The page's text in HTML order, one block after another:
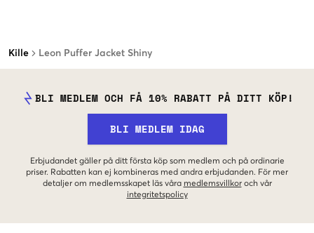
Kille Leon Puffer Jacket Shiny
BLI MEDLEM OCH FÅ 10% RABATT PÅ DITT KÖP!
BLI MEDLEM IDAG
Erbjudandet gäller på ditt första köp som medlem och på ordinarie
priser. Rabatten kan ej kombineras med andra erbjudanden. För mer
detaljer om medlemsskapet läs våra medlemsvillkor och vår
integritetspolicy